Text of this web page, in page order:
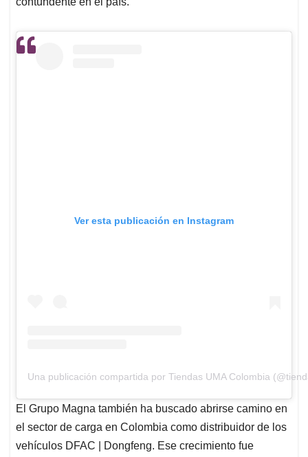
Ver esta publicación en Instagram
Una publicación compartida por Tiendas UMA Colombia
El Grupo Magna también ha buscado abrirse camino en
el sector de carga en Colombia como distribuidor de los
vehículos DFAC | Dongfeng. Ese crecimiento fue